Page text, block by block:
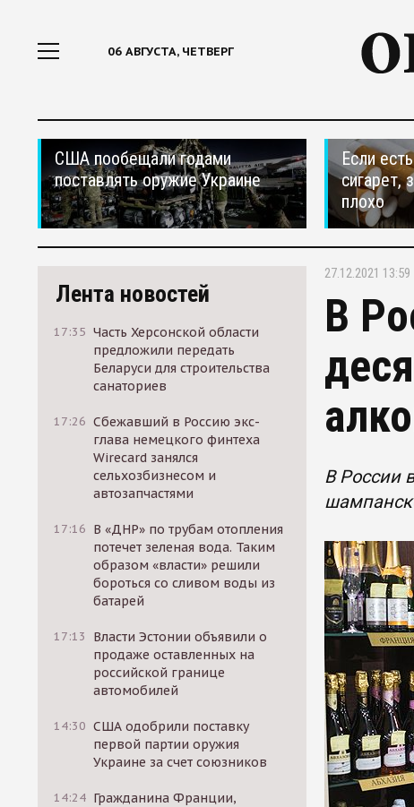
06 АВГУСТА, ЧЕТВЕРГ
США пообещали годами
поставлять оружие Украине
Если
сигарет,
плохо
Лента новостей
17:35 Часть Херсонской области
предложили передать
Беларуси для строительства
санаториев
17:26 Сбежавший в Россию экс-
глава немецкого финтеха
Wirecard занялся
сельхозбизнесом и
автозапчастями
17:16 В «ДНР» по трубам отопления
потечет зеленая вода. Таким
образом «власти» решили
бороться со сливом воды из
батарей
17:13
Власти Эстонии объявили о
продаже оставленных на
российской границе
автомобилей
14:30 США одобрили поставку
первой партии оружия
Украине за счет союзников
14:24 Гражданина Франции,
27.12.2021 13:59
В
В России